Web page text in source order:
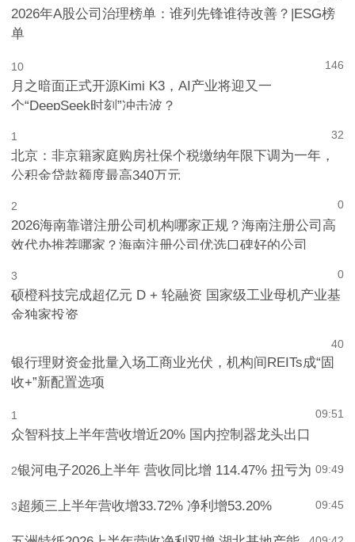
147
9
2026年A股公司治理榜单：谁列先锋谁待改善？|ESG榜
10
月之暗面正式开源Kimi K3，AI产业将迎又一
1
北京：非京籍家庭购房社保个税缴纳年限下调为一年，
2
2026海南靠谱注册公司机构哪家正规？海南注册公司高
0
3
硕橙科技完成超亿元 D + 轮融资 国家级工业母机产业基
4
银行理财资金批量入场工商业光伏，机构间REITs成“固
收+”新配置选项
1
众智科技上半年营收增近20% 国内控制器龙头出口
银河电子2026上半年 营收同比增 114.47% 扭亏为
超频三上半年营收增33.72% 净利增53.20%